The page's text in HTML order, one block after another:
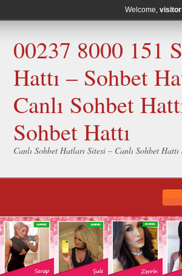
Welcome,
00237 8000 151
Hattı – Sohbet
Canlı Sohbet
Sohbet Hattı
Canlı Sohbet Hatları Sitesi – Canlı Sohbet Hattı